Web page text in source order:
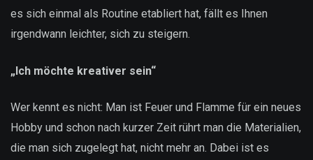
es sich einmal als Routine etabliert hat, fällt es Ihnen
irgendwann leichter, sich zu steigern.
„Ich möchte kreativer sein“
Wer kennt es nicht: Man ist Feuer und Flamme für ein neues
Hobby und schon nach kurzer Zeit rührt man die Materialien,
die man sich zugelegt hat, nicht mehr an. Dabei ist es